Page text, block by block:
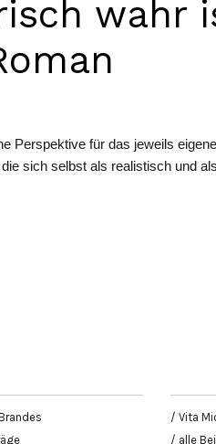
wahr
Perspektive für das jeweils
sich selbst als realistisch und
/ Vita
/ alle